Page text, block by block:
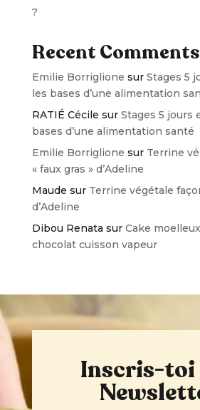
?
Recent Comments
Emilie Borriglione sur Stages 5
les bases d’une alimentation
RATIÉ Cécile sur Stages 5 jours
bases d’une alimentation santé
Emilie Borriglione sur Terrine
« faux gras » d’Adeline
Maude sur Terrine végétale
d’Adeline
Dibou Renata sur Cake
chocolat cuisson vapeur
Inscris-toi